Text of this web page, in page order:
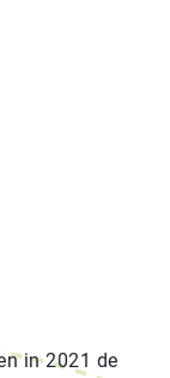
in 2021 de